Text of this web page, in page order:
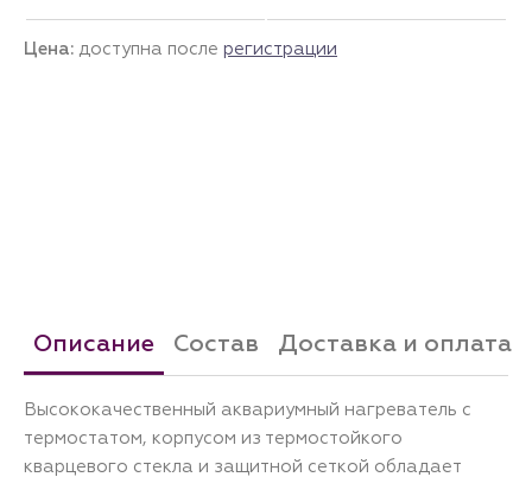
Цена: доступна после регистрации
Описание Состав Доставка и оплата
Высококачественный аквариумный нагреватель с
термостатом, корпусом из термостойкого
кварцевого стекла и защитной сеткой обладает